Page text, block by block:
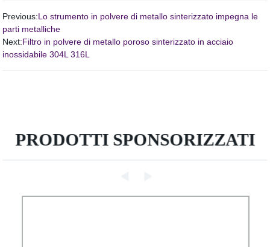
Previous:Lo strumento in polvere di metallo sinterizzato impegna le
parti metalliche
Next:Filtro in polvere di metallo poroso sinterizzato in acciaio
inossidabile 304L 316L
PRODOTTI SPONSORIZZATI